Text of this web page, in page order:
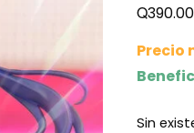
Q390.00
Precio
Sin